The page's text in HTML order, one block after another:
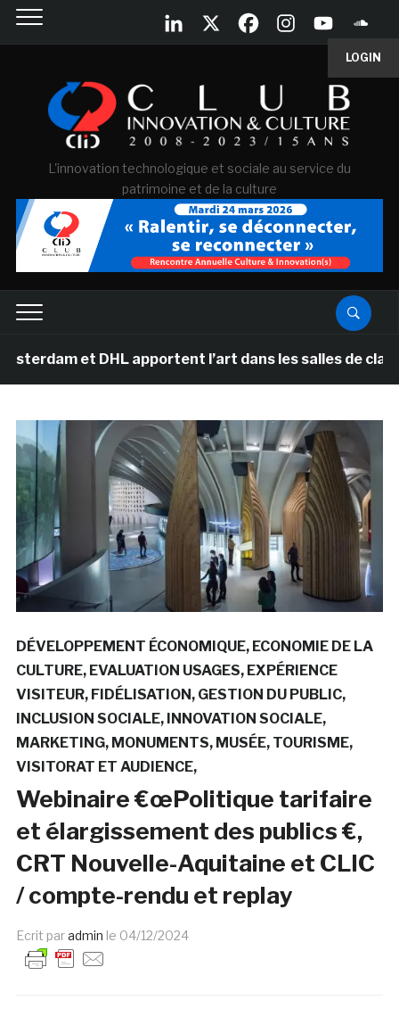
LOGIN
L'innovation technologique et sociale au service du
patrimoine et de la culture
et DHL apportent l’art dans les salles de classe
DÉVELOPPEMENT ÉCONOMIQUE ECONOMIE DE LA
CULTURE EVALUATION USAGES EXPÉRIENCE
VISITEUR FIDÉLISATION GESTION DU PUBLIC
INCLUSION SOCIALE
INNOVATION SOCIALE
MARKETING MONUMENTS MUSÉE TOURISME
VISITORAT ET AUDIENCE
Webinaire €œPolitique tarifaire
et élargissement des publics €,
CRT Nouvelle-Aquitaine et CLIC
/ compte-rendu et replay
Ecrit paradmin le 04/12/2024